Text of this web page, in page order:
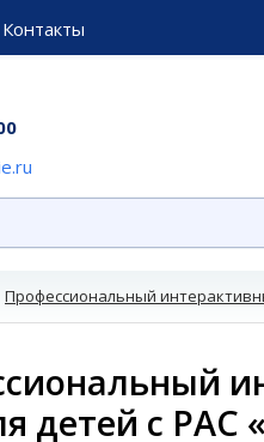
Контакты
Профессиональный
детей с РАС